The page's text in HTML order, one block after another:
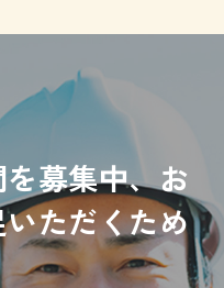
募集中、お
ただくため